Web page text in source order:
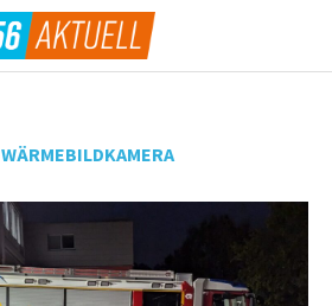
WÄRMEBILDKAMERA